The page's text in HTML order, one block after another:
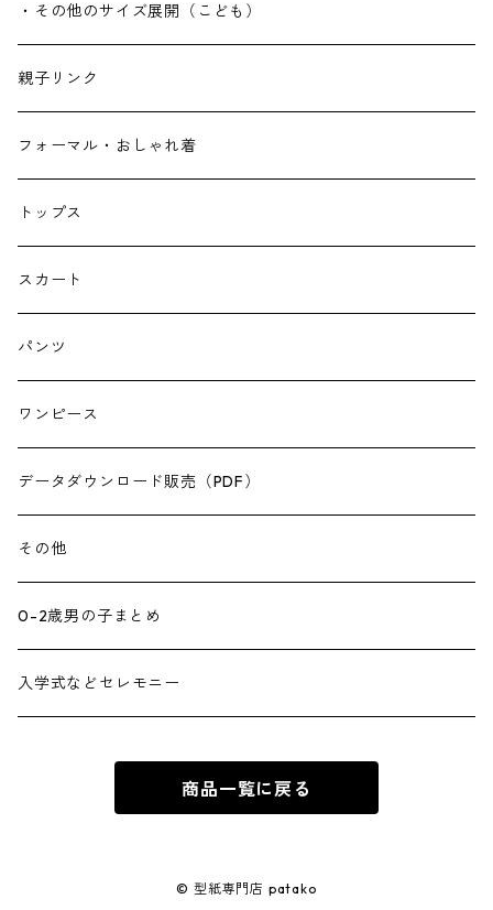
・その他のサイズ展開（こども）
親子リンク
フォーマル・おしゃれ着
トップス
スカート
パンツ
ワンピース
データダウンロード販売（PDF）
その他
0-2歳男の子まとめ
入学式などセレモニー
商品一覧に戻る
© 型紙専門店 patako